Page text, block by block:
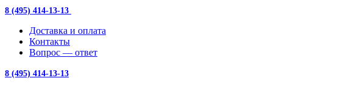
8 (495) 414-13-13
Доставка и оплата
Контакты
Вопрос — ответ
8 (495) 414-13-13